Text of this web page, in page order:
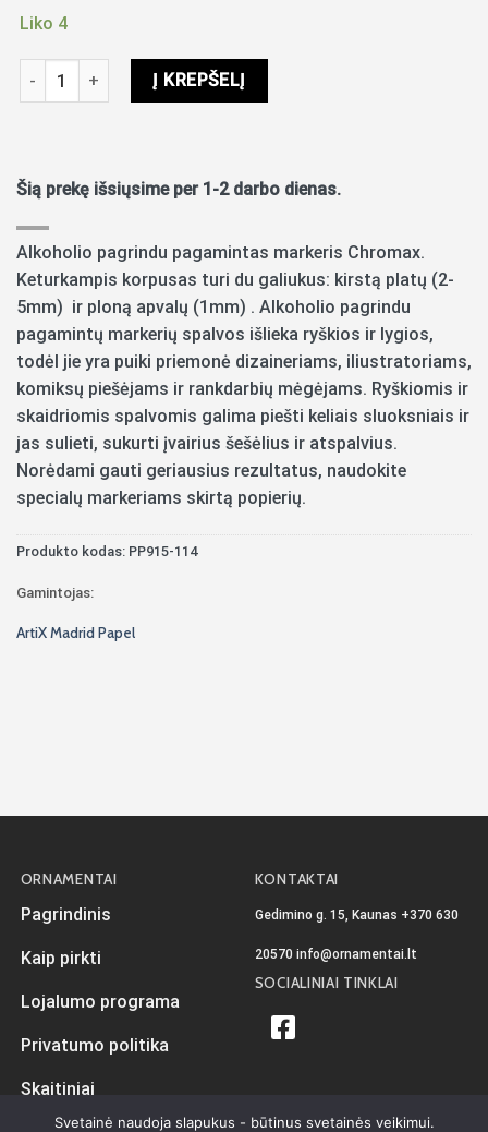
Liko 4
produkto kiekis: Markeris Chromax, alkoholio pagrindu CG8
Į KREPŠELĮ
Šią prekę išsiųsime per 1-2 darbo dienas.
Alkoholio pagrindu pagamintas markeris Chromax.
Keturkampis korpusas turi du galiukus: kirstą platų (2-
5mm) ir ploną apvalų (1mm) . Alkoholio pagrindu
pagamintų markerių spalvos išlieka ryškios ir lygios,
todėl jie yra puiki priemonė dizaineriams, iliustratoriams,
komiksų piešėjams ir rankdarbių mėgėjams. Ryškiomis ir
skaidriomis spalvomis galima piešti keliais sluoksniais ir
jas sulieti, sukurti įvairius šešėlius ir atspalvius.
Norėdami gauti geriausius rezultatus, naudokite
specialų markeriams skirtą popierių.
Produkto kodas: PP915-114
Gamintojas:
ArtiXMadrid Papel
ORNAMENTAI
Pagrindinis
Kaip pirkti
Lojalumo programa
Privatumo politika
Skaitiniai
KONTAKTAI
Gedimino g. 15, Kaunas +370 630
20570 info@ornamentai.lt
SOCIALINIAI TINKLAI
Svetainė naudoja slapukus - būtinus svetainės veikimui.